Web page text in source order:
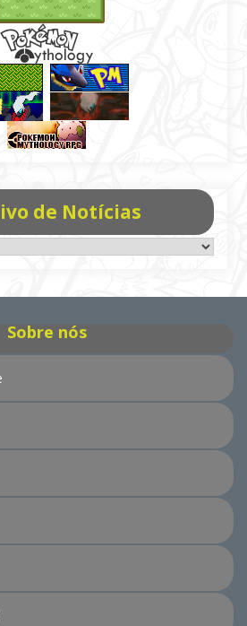
de Notícias
Sobre nós